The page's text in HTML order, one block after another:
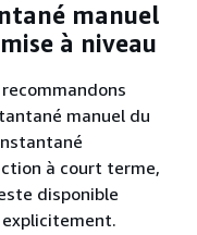
manuel
à niveau
manuel du
à court terme,
disponible